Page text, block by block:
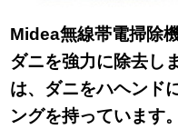
Midea無線帯電掃除
ダニを強力に除去し
は、ダニをハヘンド
ングを持っています。